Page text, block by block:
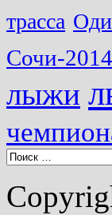
трасса
Сочи-2014
лыжи